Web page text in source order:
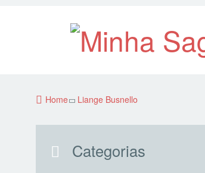
Home Liange Busnello
Categorias